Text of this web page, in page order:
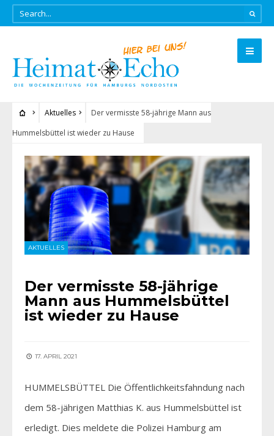
Aktuelles
Der vermisste 58-jährige Mann aus
Hummelsbüttel ist wieder zu Hause
AKTUELLES
Der vermisste 58-jährige
Mann aus Hummelsbüttel
ist wieder zu Hause
17. APRIL 2021
HUMMELSBÜTTEL Die Öffentlichkeitsfahndung nach
dem 58-jährigen Matthias K. aus Hummelsbüttel ist
erledigt. Dies meldete die Polizei Hamburg am